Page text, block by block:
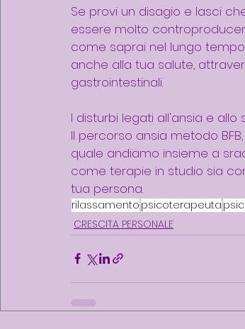
Se provi un disagio e lasci
essere molto
come saprai nel lungo
anche alla tua salute,
gastrointestinali.
I disturbi legati all'ansia e
Il percorso ansia metodo
quale andiamo insieme a
come terapie in studio sia
tua persona.
rilassamento psicoterapeuta
CRESCITA PERSONALE